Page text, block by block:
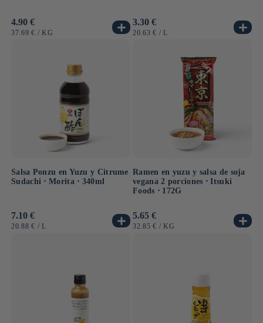
Precio
habitual
4.90 €
PRECIO
37.69 € / POR
KG
Precio
habitual
3.30 €
PRECIO
20.63 € / POR
L
Salsa Ponzu en Yuzu y Citrume
Sudachi ⋅ Morita ⋅ 340ml
Precio
habitual
7.10 €
PRECIO
20.88 € / POR
L
Ramen en yuzu y salsa de soja
vegana 2 porciones ⋅ Itsuki
Foods ⋅ 172G
Precio
habitual
5.65 €
PRECIO
32.85 € / POR
KG